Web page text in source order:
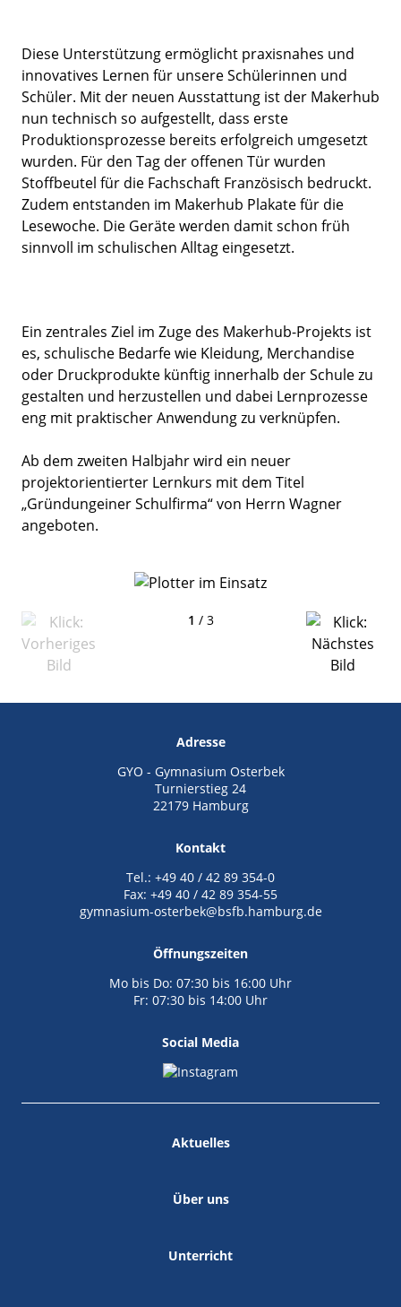
Diese Unterstützung ermöglicht praxisnahes und
innovatives Lernen für unsere Schülerinnen und
Schüler. Mit der neuen Ausstattung ist der Makerhub
nun technisch so aufgestellt, dass erste
Produktionsprozesse bereits erfolgreich umgesetzt
wurden. Für den Tag der offenen Tür wurden
Stoffbeutel für die Fachschaft Französisch bedruckt.
Zudem entstanden im Makerhub Plakate für die
Lesewoche. Die Geräte werden damit schon früh
sinnvoll im schulischen Alltag eingesetzt.
Ein zentrales Ziel im Zuge des Makerhub-Projekts ist
es, schulische Bedarfe wie Kleidung, Merchandise
oder Druckprodukte künftig innerhalb der Schule zu
gestalten und herzustellen und dabei Lernprozesse
eng mit praktischer Anwendung zu verknüpfen.
Ab dem zweiten Halbjahr wird ein neuer
projektorientierter Lernkurs mit dem Titel
„Gründungeiner Schulfirma“ von Herrn Wagner
angeboten.
1 / 3
Adresse
GYO - Gymnasium Osterbek
Turnierstieg 24
22179 Hamburg
Kontakt
Tel.: +49 40 / 42 89 354-0
Fax: +49 40 / 42 89 354-55
gymnasium-osterbek@bsfb.hamburg.de
Öffnungszeiten
Mo bis Do: 07:30 bis 16:00 Uhr
Fr: 07:30 bis 14:00 Uhr
Social Media
Aktuelles
Über uns
Unterricht